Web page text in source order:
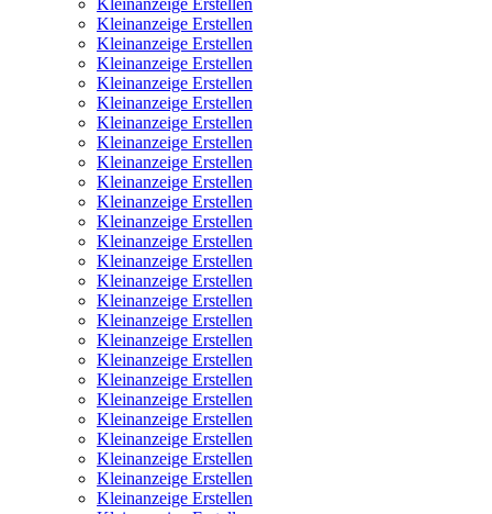
Kleinanzeige Erstellen
Kleinanzeige Erstellen
Kleinanzeige Erstellen
Kleinanzeige Erstellen
Kleinanzeige Erstellen
Kleinanzeige Erstellen
Kleinanzeige Erstellen
Kleinanzeige Erstellen
Kleinanzeige Erstellen
Kleinanzeige Erstellen
Kleinanzeige Erstellen
Kleinanzeige Erstellen
Kleinanzeige Erstellen
Kleinanzeige Erstellen
Kleinanzeige Erstellen
Kleinanzeige Erstellen
Kleinanzeige Erstellen
Kleinanzeige Erstellen
Kleinanzeige Erstellen
Kleinanzeige Erstellen
Kleinanzeige Erstellen
Kleinanzeige Erstellen
Kleinanzeige Erstellen
Kleinanzeige Erstellen
Kleinanzeige Erstellen